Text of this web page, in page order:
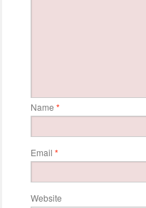
Name *
Email *
Website